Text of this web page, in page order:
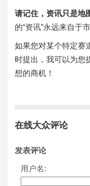
请记住，资讯只是地
的“资讯”永远来自于
如果您对某个特定赛
时提出，我可以为您
想的商机！
在线大众评论
发表评论
用户名: